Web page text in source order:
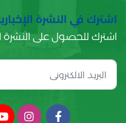
اشترك في النشرة
اشترك للحصول على النشرة